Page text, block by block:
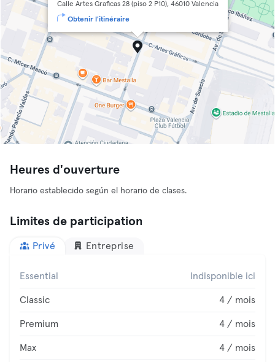
Calle Artes Graficas 28 (piso 2 P10), 46010 Valencia
Obtenir l'itinéraire
Heures d'ouverture
Horario establecido según el horario de clases.
Limites de participation
Privé Entreprise
Essential Indisponible ici
Classic 4 / mois
Premium 4 / mois
Max 4 / mois